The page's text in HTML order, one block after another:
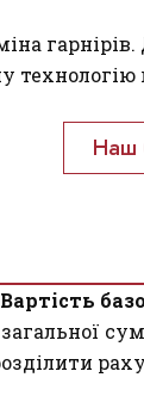
Наш
Вартість